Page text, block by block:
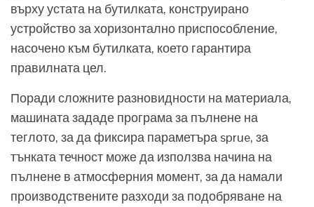
върху устата на бутилката, конструирано
устройство за хоризонтално приспособление,
насочено към бутилката, което гарантира
правилната цел.
Поради сложните разновидности на материала,
машината зададе програма за пълнене на
теглото, за да фиксира параметъра sprue, за
тънката течност може да използва начина на
пълнене в атмосферния момент, за да намали
производствените разходи за подобряване на